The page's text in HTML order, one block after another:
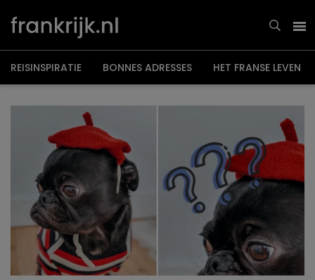
naar
inhoud
REISINSPIRATIE BONNES ADRESSES HET FRANSE LEVEN